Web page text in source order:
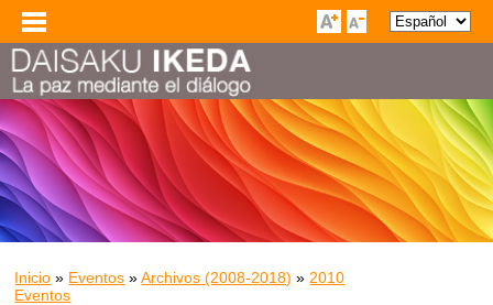
Inicio » Eventos »Archivos (2008-2018) » 2010
Eventos